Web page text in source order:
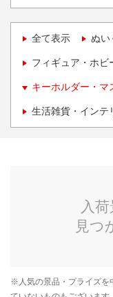
全て表示 ぬい
フィギュア・ホビ
キーホルダー・マ
生活雑貨・インテ